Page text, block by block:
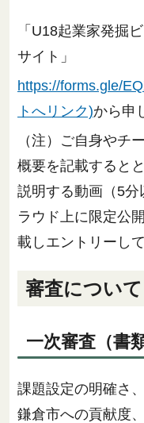
「U18起業家発掘
サイト」
https://forms.gle/
トへリンク)から申
（注）ご自身やチ
概要を記載すると
説明する動画（5分
ラウド上に限定公
載しエントリーし
審査について
一次審査（書
課題設定の明確さ
鎌倉市への貢献度